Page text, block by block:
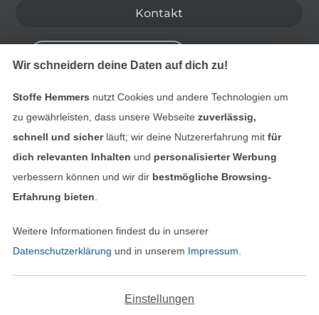
Kontakt
Finde mehr Inspiration
Nederlands
In den niederländischen
In den
Wir schneidern deine Daten auf dich zu!
Stoffe Hemmers nutzt Cookies und andere Technologien um
zu gewährleisten, dass unsere Webseite zuverlässig,
schnell und sicherläuft; wir deine Nutzererfahrung mitfür
dich relevanten Inhalten und personalisierter Werbung
verbessern können und wir dir bestmögliche Browsing-
Erfahrung bieten
Weitere Informationen findest du in unserer
Datenschutzerklärung und in unserem Impressum
Einstellungen